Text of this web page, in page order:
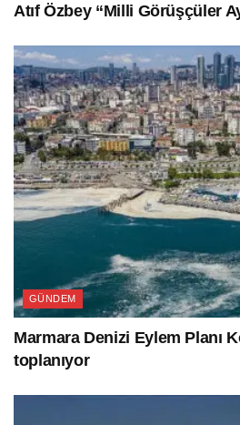
Atıf Özbey “Milli Görüşçüler
GÜNDEM
Marmara Denizi Eylem Planı
toplanıyor